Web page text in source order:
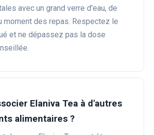
avec un grand verre d'eau, de
moment des repas. Respectez le
et ne dépassez pas la dose
Elaniva Tea à d'autres
alimentaires ?